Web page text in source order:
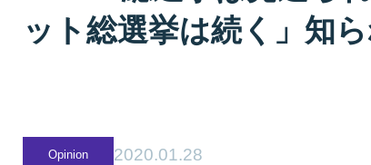
ット総選挙は続く」知
Opinion 2020.01.28